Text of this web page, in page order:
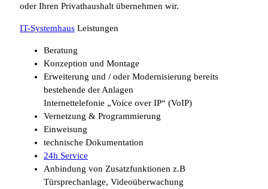
oder Ihren Privathaushalt übernehmen wir.
IT-Systemhaus Leistungen
Beratung
Konzeption und Montage
Erweiterung und / oder Modernisierung bereits
bestehende der Anlagen
Internettelefonie „Voice over IP“ (VoIP)
Vernetzung & Programmierung
Einweisung
technische Dokumentation
24h Service
Anbindung von Zusatzfunktionen z.B
Türsprechanlage, Videoüberwachung